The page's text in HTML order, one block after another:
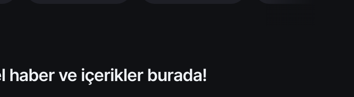
haber ve içerikler burada!